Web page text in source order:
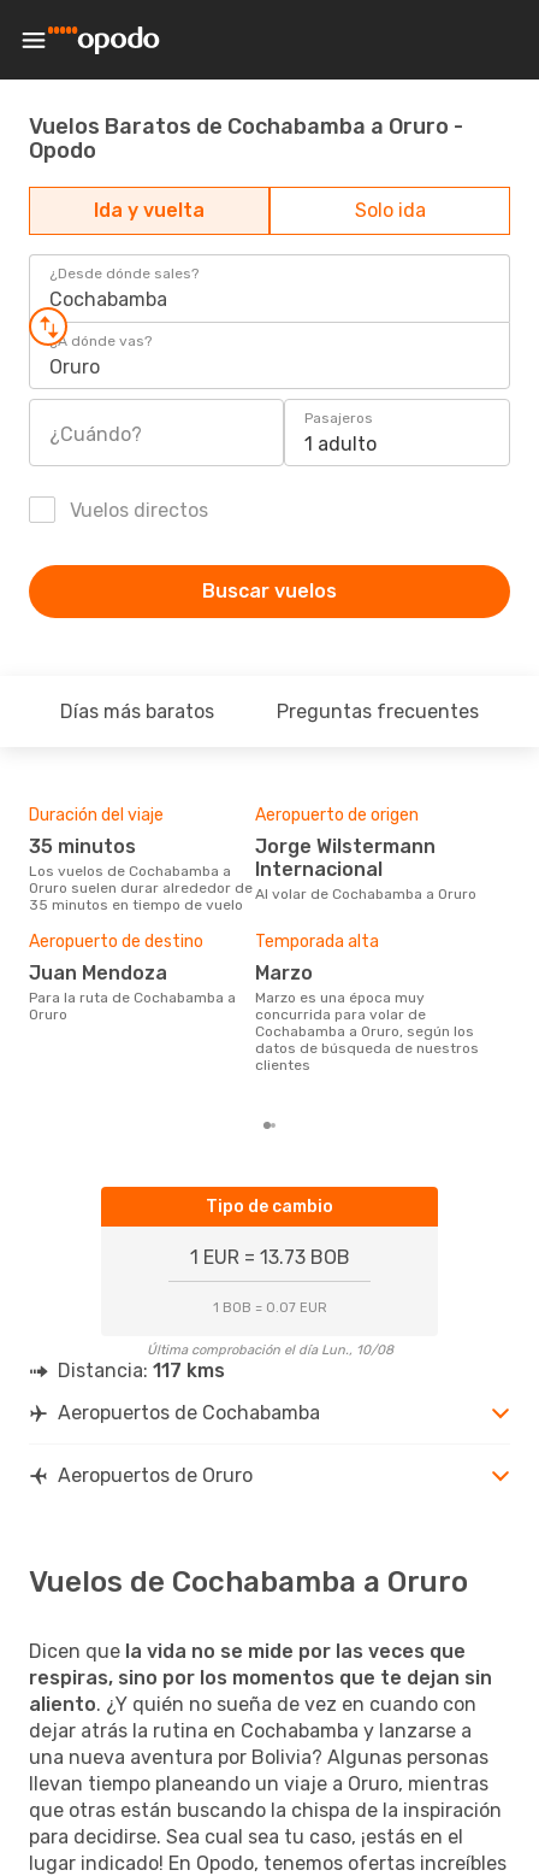
Vuelos Baratos de Cochabamba a Oruro -
Opodo
Ida y vuelta Solo ida
¿Desde dónde sales?
Cochabamba
¿A dónde vas?
Oruro
¿Cuándo?
Pasajeros
1 adulto
Vuelos directos
Buscar vuelos
Días más baratos Preguntas frecuentes
Duración del viaje
35 minutos
Los vuelos de Cochabamba a
Oruro suelen durar alrededor de
35 minutos en tiempo de vuelo
Aeropuerto de origen
Jorge Wilstermann
Internacional
Al volar de Cochabamba a Oruro
Aeropuerto de destino
Juan Mendoza
Para la ruta de Cochabamba a
Oruro
Temporada alta
marzo
marzo es una época muy
concurrida para volar de
Cochabamba a Oruro, según los
datos de búsqueda de nuestros
clientes
Tipo de cambio
1 EUR = 13.73 BOB
1 BOB = 0.07 EUR
Última comprobación el día Lun., 10/08
Distancia: 117 kms
Aeropuertos de Cochabamba
Aeropuertos de Oruro
Vuelos de Cochabamba a Oruro
Dicen que la vida no se mide por las veces que
respiras, sino por los momentos que te dejan sin
aliento. ¿Y quién no sueña de vez en cuando con
dejar atrás la rutina en Cochabamba y lanzarse a
una nueva aventura por Bolivia? Algunas personas
llevan tiempo planeando un viaje a Oruro, mientras
que otras están buscando la chispa de la inspiración
para decidirse. Sea cual sea tu caso, ¡estás en el
lugar indicado! En Opodo, tenemos ofertas increíbles